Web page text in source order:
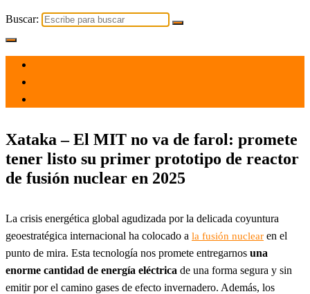
Buscar:
Xataka – El MIT no va de farol: promete
tener listo su primer prototipo de reactor
de fusión nuclear en 2025
La crisis energética global agudizada por la delicada coyuntura
geoestratégica internacional ha colocado a la fusión nuclear en el
punto de mira. Esta tecnología nos promete entregarnos una
enorme cantidad de energía eléctrica de una forma segura y sin
emitir por el camino gases de efecto invernadero. Además, los